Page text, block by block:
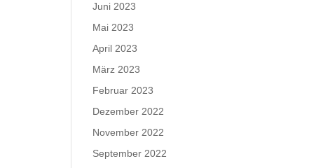
Juni 2023
Mai 2023
April 2023
März 2023
Februar 2023
Dezember 2022
November 2022
September 2022